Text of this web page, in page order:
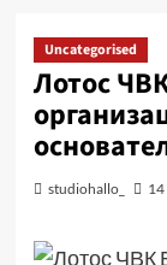
Uncategorised
Лотос
studiohallo_